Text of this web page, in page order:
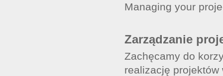
Managing your
Zarządzanie
Zachęcamy do
realizację projektów